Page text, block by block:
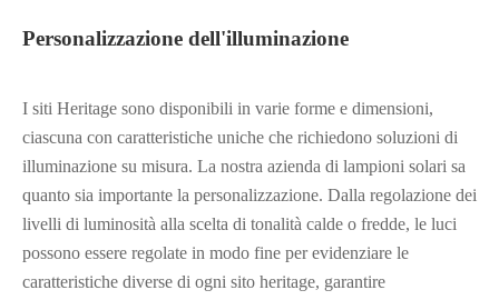
Personalizzazione dell'illuminazione
I siti Heritage sono disponibili in varie forme e dimensioni,
ciascuna con caratteristiche uniche che richiedono soluzioni di
illuminazione su misura. La nostra azienda di lampioni solari sa
quanto sia importante la personalizzazione. Dalla regolazione dei
livelli di luminosità alla scelta di tonalità calde o fredde, le luci
possono essere regolate in modo fine per evidenziare le
caratteristiche diverse di ogni sito heritage, garantire